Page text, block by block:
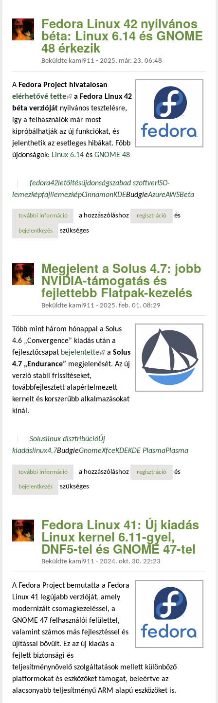
Fedora Linux 42 nyilvános
béta: Linux 6.14 és GNOME
48 érkezik
Beküldte kami911 - 2025. már. 23. 06:48
A Fedora Project hivatalosan
elérhetővé tette(külső hivatkozás)
a Fedora Linux 42
béta verzióját nyilvános tesztelésre,
így a felhasználók már most
kipróbálhatják az új funkciókat, és
jelenthetik az esetleges hibákat. Főbb
újdonságok: Linux 6.14 és GNOME 48
fedora42letöltésújdonságszabad szoftverISO-
lemezképfájllemezképCinnamonKDEBudgieAzureAWSBeta
további információfedora linux 42 nyilvános béta: linux 6.14 és gnome 48
a hozzászóláshoz regisztráció és
bejelentkezés szükséges
Megjelent a Solus 4.7: jobb
NVIDIA-támogatás és
fejlettebb Flatpak-kezelés
Beküldte kami911 - 2025. feb. 01. 08:29
Több mint három hónappal a Solus
4.6 „Convergence” kiadás után a
fejlesztőcsapat bejelentette(külső hivatkozás)
a Solus
4.7 „Endurance” megjelenését. Az új
verzió stabil frissítéseket,
továbbfejlesztett alapértelmezett
kernelt és korszerűbb alkalmazásokat
kínál.
Soluslinux disztribúcióÚj
kiadáslinux4.7BudgieGnomeXfceKDEKDE PlasmaPlasma
további információmegjelent a solus 4.7: jobb nvidia-támogatás és fejlettebb
a hozzászóláshoz regisztráció és
bejelentkezés szükséges
Fedora Linux 41: Új kiadás
Linux kernel 6.11-gyel,
DNF5-tel és GNOME 47-tel
Beküldte kami911 - 2024. okt. 30. 22:23
A Fedora Project bemutatta a Fedora
Linux 41 legújabb verzióját, amely
modernizált csomagkezeléssel, a
GNOME 47 felhasználói felülettel,
valamint számos más fejlesztéssel és
újítással bővült. Ez az új kiadás a
fejlett biztonsági és
teljesítménynövelő szolgáltatások mellett különböző
platformokat és eszközöket támogat, beleértve az
alacsonyabb teljesítményű ARM alapú eszközöket is.